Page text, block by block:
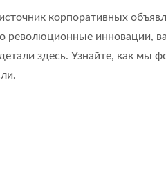
корпоративных
революционные инновации,
здесь. Узнайте, как мы